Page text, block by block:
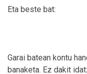
Eta beste bat:
Garai batean kontu
banaketa. Ez dakit